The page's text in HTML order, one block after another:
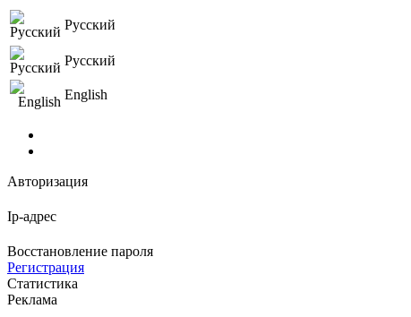
Русский
Русский
English
Авторизация
Ip-адрес
Восстановление пароля
Регистрация
Статистика
Реклама